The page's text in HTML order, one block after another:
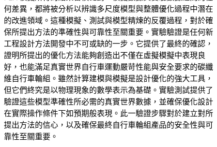
何差異，都將被分析以辨識多尺度模型與整體優化過程中潛在
的改進領域。這種模擬、測試與模型精煉的反覆過程，對於確
保所提出方法的準確性與可靠性至關重要。實驗驗證是任何新
工程設計方法開發中不可或缺的一步。它提供了最終的確認，
證明所提出的優化方法能夠創造出不僅在虛擬模擬中表現良
好，也能滿足真實世界自行車運動嚴苛性能與安全要求的碳纖
維自行車輪組。雖然計算建模與模擬是設計優化的強大工具，
但它們終究是以物理現象的數學表示為基礎。實驗測試提供了
驗證這些模型準確性所必需的真實世界數據，並確保優化設計
在實際操作條件下如預期般表現。此一驗證步驟對於建立對所
提出方法的信心，以及確保最終自行車輪組產品的安全性與可
靠性至關重要。